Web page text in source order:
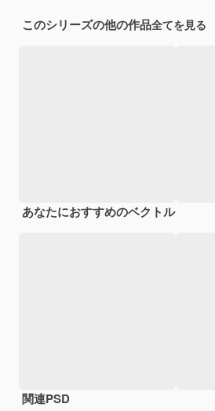
このシリーズの他の作品全てを見る
あなたにおすすめのベクトル
関連PSD